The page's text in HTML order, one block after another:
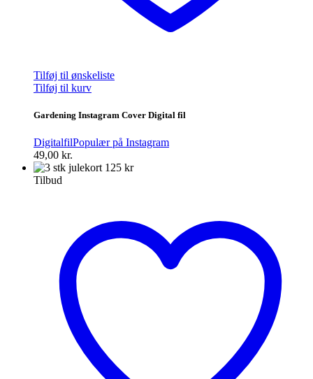
Tilføj til ønskeliste
Tilføj til kurv
Gardening Instagram Cover Digital fil
DigitalfilPopulær på Instagram
49,00 kr.
Tilbud